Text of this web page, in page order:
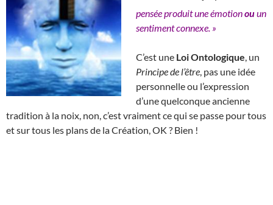
pensée produit une émotionouun
sentiment connexe. »
C’est une Loi Ontologique , un
Principe de l’être , pas une idée
personnelle ou l’expression
d’une quelconque ancienne
tradition à la noix, non, c’est vraiment ce qui se passe pour tous
et sur tous les plans de la Création, OK ? Bien !